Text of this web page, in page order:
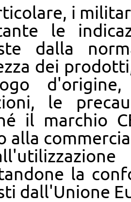
i
le
dalla
dei
d'origine,
le
il marchio
alla
la
dall'Unione